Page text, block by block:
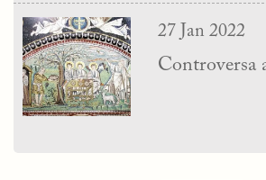
27 Jan 2022
Controversa